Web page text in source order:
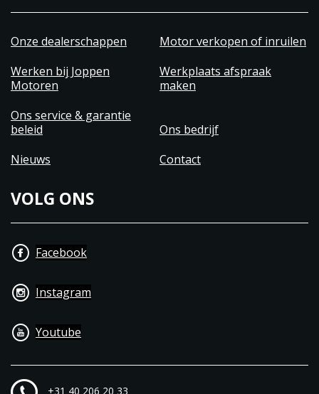
Onze dealerschappen
Motor verkopen of inruilen
Werken bij Joppen
Motoren
Werkplaats afspraak
maken
Ons service & garantie
beleid
Ons bedrijf
Nieuws
Contact
VOLG ONS
Facebook
Instagram
Youtube
+31 40 206 20 33